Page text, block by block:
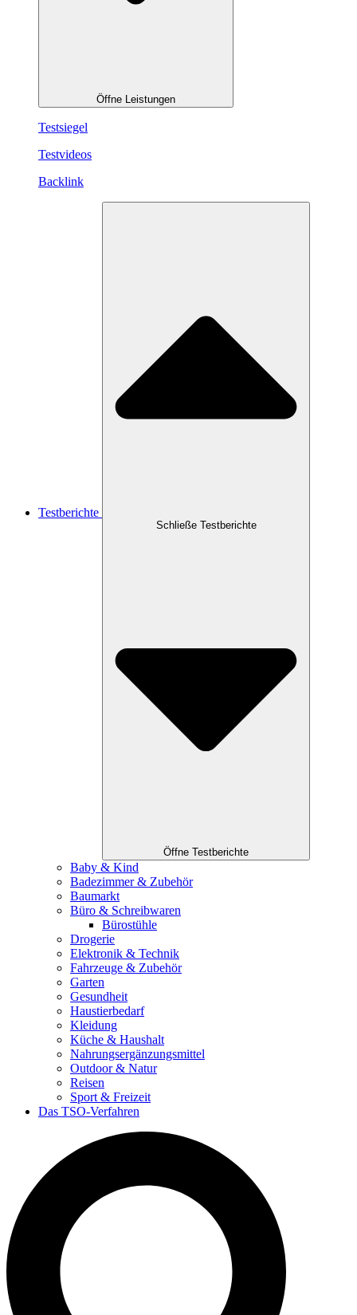
Öffne Leistungen
Testsiegel
Testvideos
Backlink
Testberichte
Schließe Testberichte
Öffne Testberichte
Baby & Kind
Badezimmer & Zubehör
Baumarkt
Büro & Schreibwaren
Bürostühle
Drogerie
Elektronik & Technik
Fahrzeuge & Zubehör
Garten
Gesundheit
Haustierbedarf
Kleidung
Küche & Haushalt
Nahrungsergänzungsmittel
Outdoor & Natur
Reisen
Sport & Freizeit
Das TSO-Verfahren